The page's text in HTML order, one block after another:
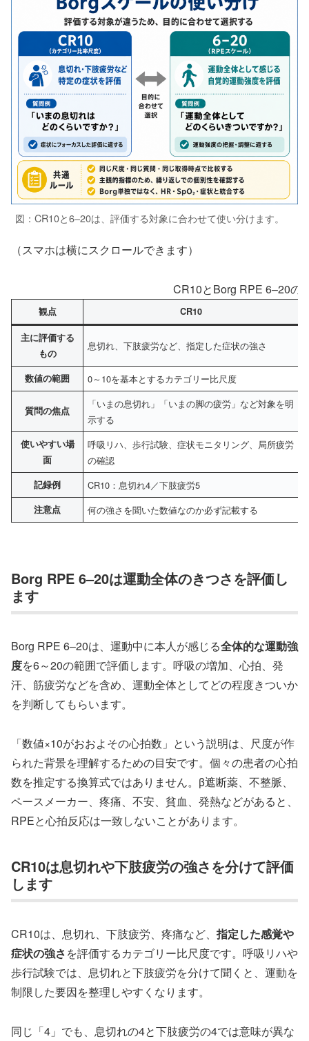
図：CR10と6–20は、評価する対象に合わせて使い分けます。
（スマホは横にスクロールできます）
CR10とBorg RPE 6–20の
観点 CR10
主に評価する
もの
息切れ、下肢疲労など、指定した症状の強さ
数値の範囲 0～10を基本とするカテゴリー比尺度
質問の焦点
「いまの息切れ」「いまの脚の疲労」など対象を明
示する
使いやすい場
面
呼吸リハ、歩行試験、症状モニタリング、局所疲労
の確認
記録例 CR10：息切れ4／下肢疲労5
注意点 何の強さを聞いた数値なのか必ず記載する
Borg RPE 6–20は運動全体のきつさを評価し
ます
Borg RPE 6–20は、運動中に本人が感じる全体的な運動強
度を6～20の範囲で評価します。呼吸の増加、心拍、発
汗、筋疲労などを含め、運動全体としてどの程度きついか
を判断してもらいます。
「数値×10がおおよその心拍数」という説明は、尺度が作
られた背景を理解するための目安です。個々の患者の心拍
数を推定する換算式ではありません。β遮断薬、不整脈、
ペースメーカー、疼痛、不安、貧血、発熱などがあると、
RPEと心拍反応は一致しないことがあります。
CR10は息切れや下肢疲労の強さを分けて評価
します
CR10は、息切れ、下肢疲労、疼痛など、 指定した感覚や
症状の強さを評価するカテゴリー比尺度です。呼吸リハや
歩行試験では、息切れと下肢疲労を分けて聞くと、運動を
制限した要因を整理しやすくなります。
同じ「4」でも、息切れの4と下肢疲労の4では意味が異な